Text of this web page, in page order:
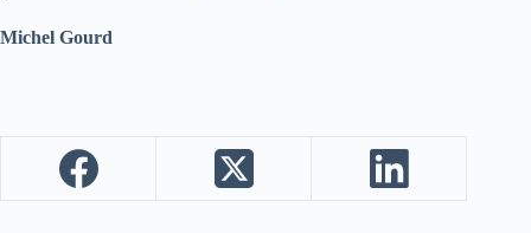
Michel Gourd